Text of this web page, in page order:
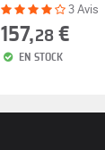
3 Avis
157,28€
EN STOCK